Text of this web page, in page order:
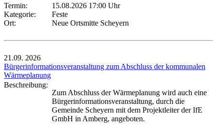
Termin:
15.08.2026 17:00 Uhr
Kategorie:
Feste
Ort:
Neue Ortsmitte Scheyern
21.09. 2026
Bürgerinformationsveranstaltung zum Abschluss der kommunalen
Wärmeplanung
Beschreibung:
Zum Abschluss der Wärmeplanung wird auch eine
Bürgerinformationsveranstaltung, durch die
Gemeinde Scheyern mit dem Projektleiter der IfE
GmbH in Amberg, angeboten.